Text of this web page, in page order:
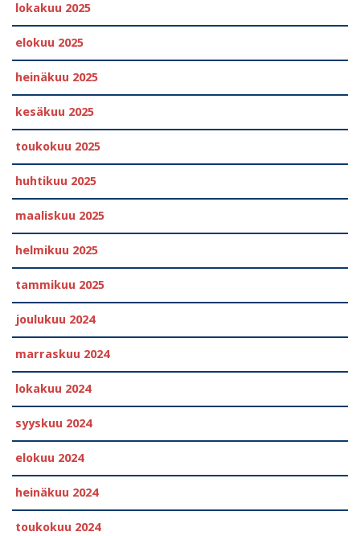
lokakuu 2025
elokuu 2025
heinäkuu 2025
kesäkuu 2025
toukokuu 2025
huhtikuu 2025
maaliskuu 2025
helmikuu 2025
tammikuu 2025
joulukuu 2024
marraskuu 2024
lokakuu 2024
syyskuu 2024
elokuu 2024
heinäkuu 2024
toukokuu 2024